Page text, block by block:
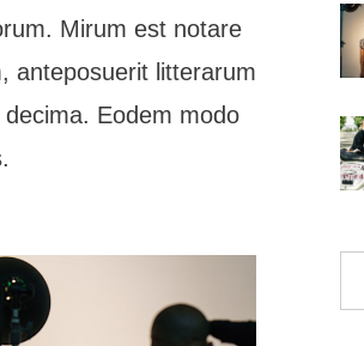
Mirum est notare
anteposuerit litterarum
Eodem modo